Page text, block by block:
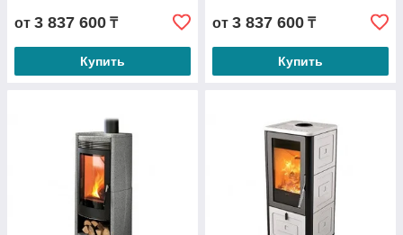
от 3 837 600 ₸
Купить
от 3 837 600 ₸
Купить